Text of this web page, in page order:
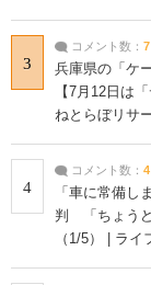
3
コメント数： 7
兵庫県の「ケ
【7月12日は
ねとらぼリサ
4
コメント数： 4
「車に常備し
判 「ちょうど
（1/5） | ラ